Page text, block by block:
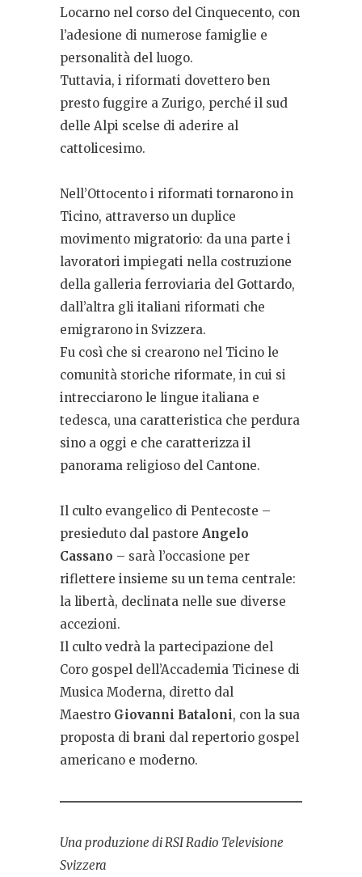
Locarno nel corso del Cinquecento, con
l’adesione di numerose famiglie e
personalità del luogo.
Tuttavia, i riformati dovettero ben
presto fuggire a Zurigo, perché il sud
delle Alpi scelse di aderire al
cattolicesimo.
Nell’Ottocento i riformati tornarono in
Ticino, attraverso un duplice
movimento migratorio: da una parte i
lavoratori impiegati nella costruzione
della galleria ferroviaria del Gottardo,
dall’altra gli italiani riformati che
emigrarono in Svizzera.
Fu così che si crearono nel Ticino le
comunità storiche riformate, in cui si
intrecciarono le lingue italiana e
tedesca, una caratteristica che perdura
sino a oggi e che caratterizza il
panorama religioso del Cantone.
Il culto evangelico di Pentecoste –
presieduto dal pastore Angelo
Cassano – sarà l’occasione per
riflettere insieme su un tema centrale:
la libertà, declinata nelle sue diverse
accezioni.
Il culto vedrà la partecipazione del
Coro gospel dell’Accademia Ticinese di
Musica Moderna, diretto dal
Maestro Giovanni Bataloni, con la sua
proposta di brani dal repertorio gospel
americano e moderno.
Una produzione di RSI Radio Televisione
Svizzera